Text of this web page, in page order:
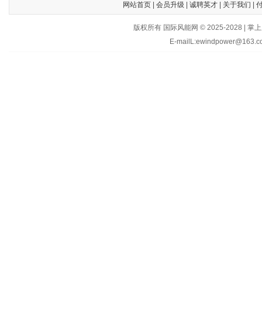
网站首页| 会员升级 诚聘英才| 关于我们
版权所有 国际风能网 © 2025-2028 | 掌
E-